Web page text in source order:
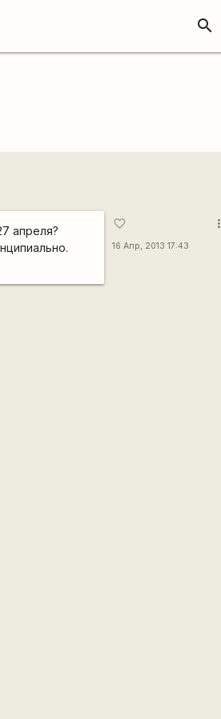
search
апреля?
favorite_border
16 Апр, 2013 17:43
more_vert